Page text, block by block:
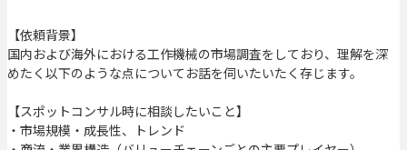
【依頼背景】
国内および海外における工作機械の市場調査をしており、理解を深
めたく以下のような点についてお話を伺いたいたく存じます。
【スポットコンサル時に相談したいこと】
・市場規模・成長性、トレンド